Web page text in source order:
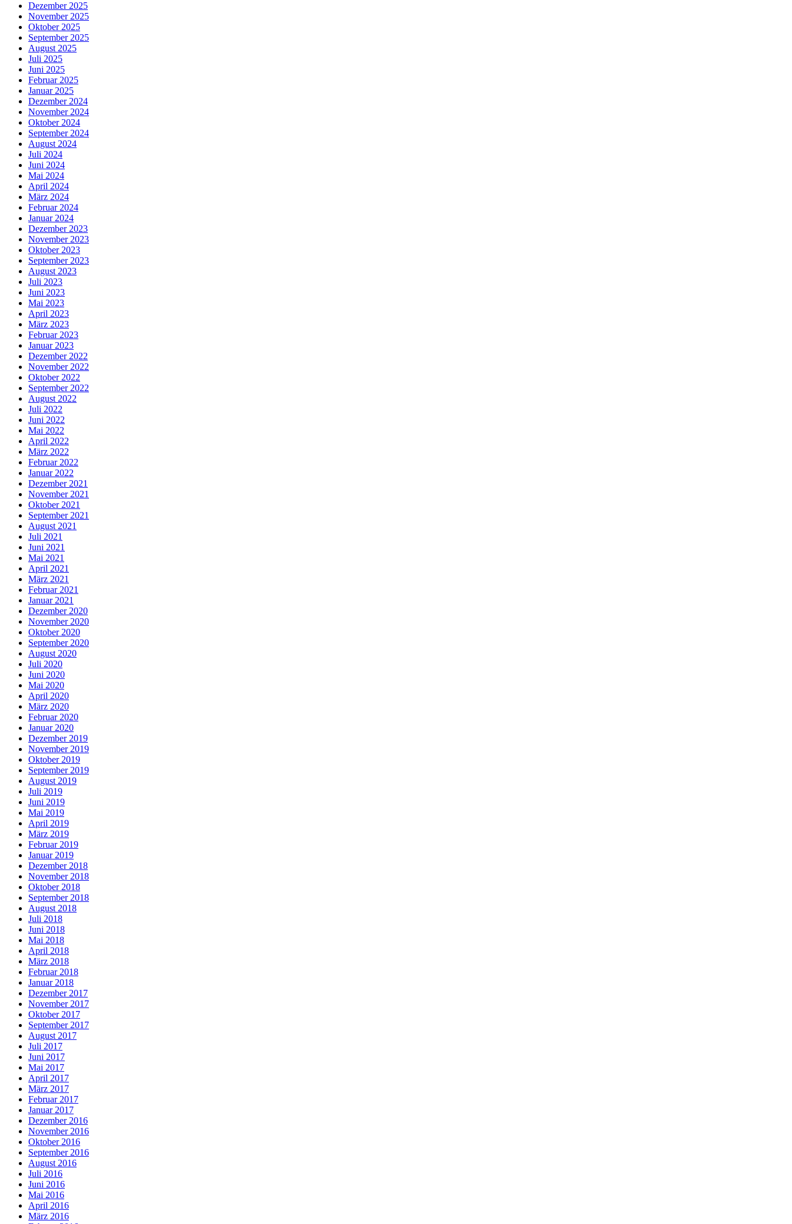
Dezember 2025
November 2025
Oktober 2025
September 2025
August 2025
Juli 2025
Juni 2025
Februar 2025
Januar 2025
Dezember 2024
November 2024
Oktober 2024
September 2024
August 2024
Juli 2024
Juni 2024
Mai 2024
April 2024
März 2024
Februar 2024
Januar 2024
Dezember 2023
November 2023
Oktober 2023
September 2023
August 2023
Juli 2023
Juni 2023
Mai 2023
April 2023
März 2023
Februar 2023
Januar 2023
Dezember 2022
November 2022
Oktober 2022
September 2022
August 2022
Juli 2022
Juni 2022
Mai 2022
April 2022
März 2022
Februar 2022
Januar 2022
Dezember 2021
November 2021
Oktober 2021
September 2021
August 2021
Juli 2021
Juni 2021
Mai 2021
April 2021
März 2021
Februar 2021
Januar 2021
Dezember 2020
November 2020
Oktober 2020
September 2020
August 2020
Juli 2020
Juni 2020
Mai 2020
April 2020
März 2020
Februar 2020
Januar 2020
Dezember 2019
November 2019
Oktober 2019
September 2019
August 2019
Juli 2019
Juni 2019
Mai 2019
April 2019
März 2019
Februar 2019
Januar 2019
Dezember 2018
November 2018
Oktober 2018
September 2018
August 2018
Juli 2018
Juni 2018
Mai 2018
April 2018
März 2018
Februar 2018
Januar 2018
Dezember 2017
November 2017
Oktober 2017
September 2017
August 2017
Juli 2017
Juni 2017
Mai 2017
April 2017
März 2017
Februar 2017
Januar 2017
Dezember 2016
November 2016
Oktober 2016
September 2016
August 2016
Juli 2016
Juni 2016
Mai 2016
April 2016
März 2016